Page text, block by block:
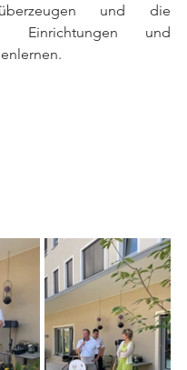
und die
Einrichtungen und